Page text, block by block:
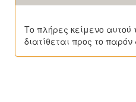
Το πλήρες κείμενο αυτού
διατίθεται προς το